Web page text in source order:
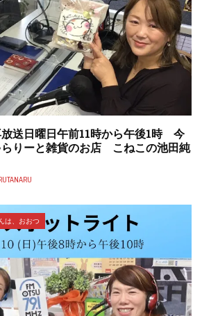
送日曜日午前11時から午後1時 今
りーと雑貨のお店 こねこの池田純
は、おおつ